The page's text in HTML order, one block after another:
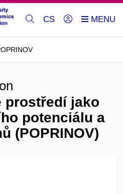
CS
prostředí jako
potenciálu a
(POPRINOV)